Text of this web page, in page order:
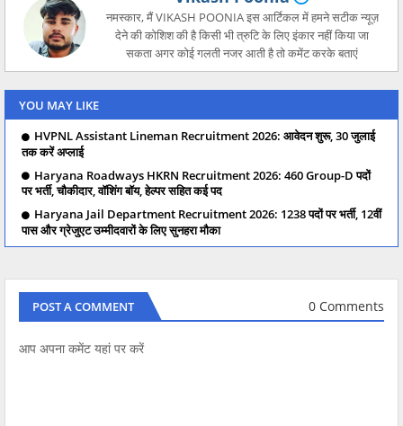
नमस्कार, मैं VIKASH POONIA इस आर्टिकल में हमने सटीक न्यूज़
देने की कोशिश की है किसी भी त्रुटि के लिए इंकार नहीं किया जा
सकता अगर कोई गलती नजर आती है तो कमेंट करके बताएं
YOU MAY LIKE
HVPNL Assistant Lineman Recruitment 2026: आवेदन शुरू, 30 जुलाई
तक करें अप्लाई
Haryana Roadways HKRN Recruitment 2026: 460 Group-D पदों
पर भर्ती, चौकीदार, वॉशिंग बॉय, हेल्पर सहित कई पद
Haryana Jail Department Recruitment 2026: 1238 पदों पर भर्ती, 12वीं
पास और ग्रेजुएट उम्मीदवारों के लिए सुनहरा मौका
POST A COMMENT 0 Comments
आप अपना कमेंट यहां पर करें